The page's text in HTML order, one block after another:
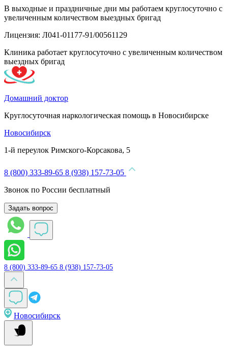
В выходные и праздничные дни мы работаем круглосуточно с
увеличенным количеством выездных бригад
Лицензия: Л041-01177-91/00561129
Клиника работает круглосуточно с увеличенным количеством
выездных бригад
Домашний доктор
Круглосуточная наркологическая помощь в Новосибирске
Новосибирск
1-й переулок Римского-Корсакова, 5
8 (800) 333-89-65 8 (938) 157-73-05
Звонок по России бесплатный
Задать вопрос
8 (800) 333-89-65 8 (938) 157-73-05
Новосибирск